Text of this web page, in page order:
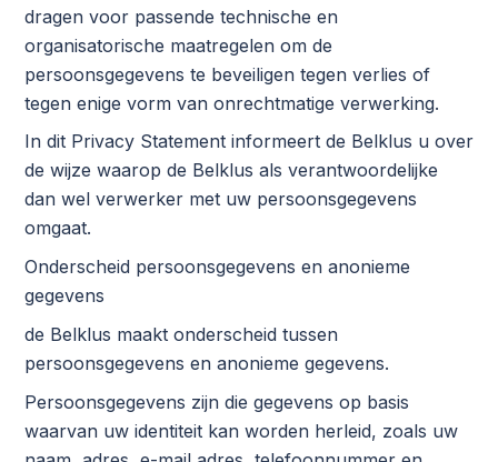
dragen voor passende technische en
organisatorische maatregelen om de
persoonsgegevens te beveiligen tegen verlies of
tegen enige vorm van onrechtmatige verwerking.
In dit Privacy Statement informeert de Belklus u over
de wijze waarop de Belklus als verantwoordelijke
dan wel verwerker met uw persoonsgegevens
omgaat.
Onderscheid persoonsgegevens en anonieme
gegevens
de Belklus maakt onderscheid tussen
persoonsgegevens en anonieme gegevens.
Persoonsgegevens zijn die gegevens op basis
waarvan uw identiteit kan worden herleid, zoals uw